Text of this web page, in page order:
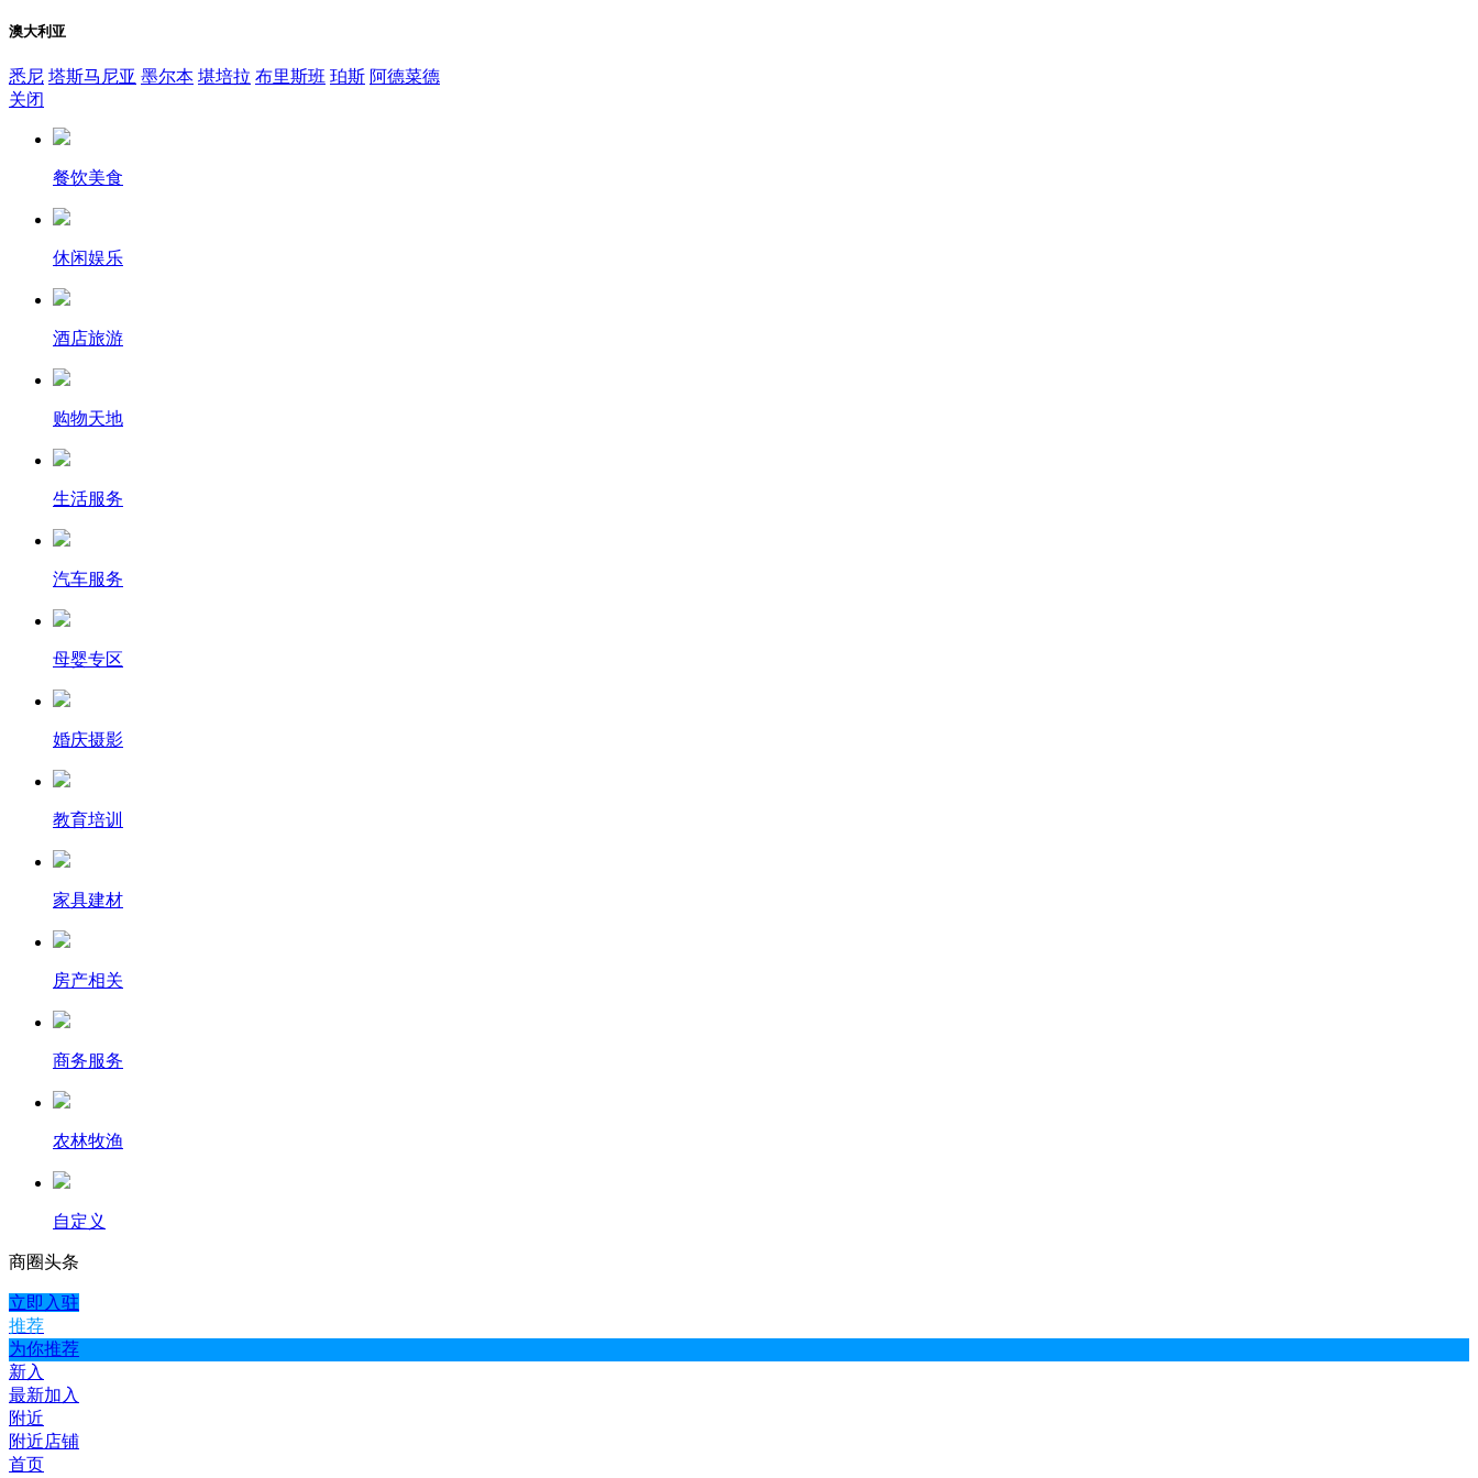
澳大利亚
悉尼 塔斯马尼亚 墨尔本 堪培拉 布里斯班 珀斯 阿德菜德
关闭
餐饮美食
休闲娱乐
酒店旅游
购物天地
生活服务
汽车服务
母婴专区
婚庆摄影
教育培训
家具建材
房产相关
商务服务
农林牧渔
自定义
商圈头条
立即入驻
推荐
为你推荐
新入
最新加入
附近
附近店铺
首页